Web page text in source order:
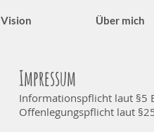
Vision Über mich
Impressum
Informationspflicht laut §5
Offenlegungspflicht laut